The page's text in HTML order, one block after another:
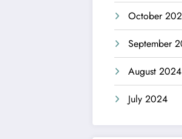
October
September
August 2024
July 2024